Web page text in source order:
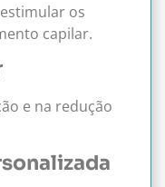
os
capilar.
e na redução